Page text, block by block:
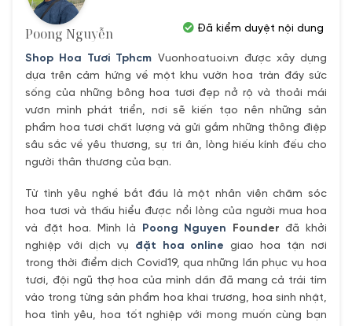
Poong Nguyễn
Shop Hoa Tươi Tphcm Vuonhoatuoi.vn được xây dựng
dựa trên cảm hứng về một khu vườn hoa tràn đầy sức
sống của những bông hoa tươi đẹp nở rộ và thoải mái
vươn mình phát triển, nơi sẽ kiến tạo nên những sản
phẩm hoa tươi chất lượng và gửi gắm những thông điệp
sâu sắc về yêu thương, sự tri ân, lòng hiếu kính đếu cho
người thân thương của bạn.
Từ tình yêu nghề bắt đầu là một nhân viên chăm sóc
hoa tươi và thấu hiểu được nổi lòng của người mua hoa
và đặt hoa. Mình là Poong Nguyen Founder đã khởi
nghiệp với dịch vụ đặt hoa online giao hoa tận nơi
trong thời điểm dịch Covid19, qua những lần phục vụ hoa
tươi, đội ngũ thợ hoa của mình dần đã mang cả trái tím
vào trong từng sản phẩm hoa khai trương, hoa sinh nhật,
hoa tình yêu, hoa tốt nghiệp với mong muốn cùng bạn
Đã kiểm duyệt nội dung